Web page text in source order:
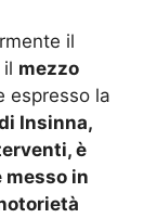
il
mezzo
espresso la
Insinna,
è
messo in